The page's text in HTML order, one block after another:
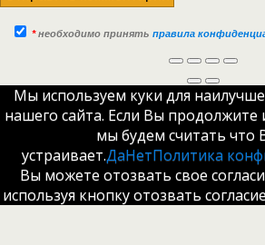
*необходимо принять правила
Мы используем куки для
нашего сайта. Если Вы продолжите
мы будем считать что
устраивает.ДаНетПолитика
Вы можете отозвать свое
используя кнопку отозвать